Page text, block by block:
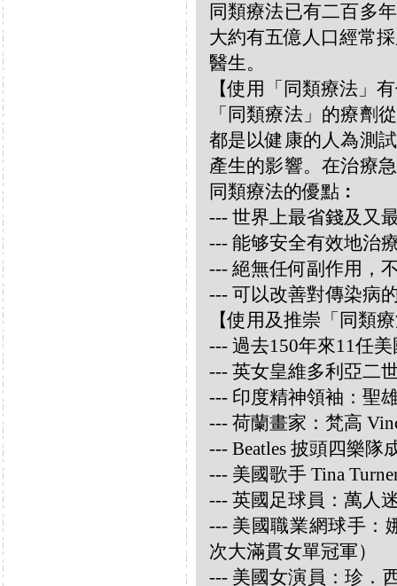
同類療法已有二百多
大約有五億人口經常
醫生。
【使用「同類療法」
「同類療法」的療劑
都是以健康的人為測
產生的影響。在治療
同類療法的優點︰
--- 世界上最省錢及又
--- 能够安全有效地治
--- 絕無任何副作用，
--- 可以改善對傳染病
【使用及推崇「同類
--- 過去150年來11任
--- 英女皇維多利亞二
--- 印度精神領袖：聖
--- 荷蘭畫家：梵高
--- Beatles 披頭四樂隊
--- 美國歌手 Tina
--- 英國足球員：萬人
--- 美國職業網球手：
次大滿貫女單冠軍）
--- 美國女演員：珍．